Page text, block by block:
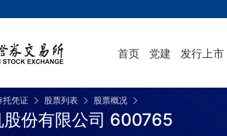
首页 党建 发行上市
托凭证 股票列表 股票概况
股份有限公司 600765